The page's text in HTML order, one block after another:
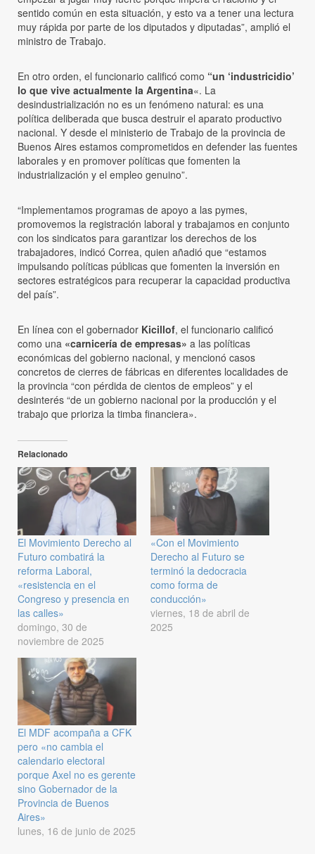
sentido común en esta situación, y esto va a tener una lectura
muy rápida por parte de los diputados y diputadas”, amplió el
ministro de Trabajo.
En otro orden, el funcionario calificó como “un ‘industricidio’
lo que vive actualmente la Argentina«. La
desindustrialización no es un fenómeno natural: es una
política deliberada que busca destruir el aparato productivo
nacional. Y desde el ministerio de Trabajo de la provincia de
Buenos Aires estamos comprometidos en defender las fuentes
laborales y en promover políticas que fomenten la
industrialización y el empleo genuino”.
“Implementamos programas de apoyo a las pymes,
promovemos la registración laboral y trabajamos en conjunto
con los sindicatos para garantizar los derechos de los
trabajadores, indicó Correa, quien añadió que “estamos
impulsando políticas públicas que fomenten la inversión en
sectores estratégicos para recuperar la capacidad productiva
del país”.
En línea con el gobernador Kicillof, el funcionario calificó
como una «carnicería de empresas» a las políticas
económicas del gobierno nacional, y mencionó casos
concretos de cierres de fábricas en diferentes localidades de
la provincia “con pérdida de cientos de empleos” y el
desinterés “de un gobierno nacional por la producción y el
trabajo que prioriza la timba financiera».
Relacionado
El Movimiento Derecho al
Futuro combatirá la
reforma Laboral,
«resistencia en el
Congreso y presencia en
las calles»
domingo, 30 de
noviembre de 2025
«Con el Movimiento
Derecho al Futuro se
terminó la dedocracia
como forma de
conducción»
viernes, 18 de abril de
2025
El MDF acompaña a CFK
pero «no cambia el
calendario electoral
porque Axel no es gerente
sino Gobernador de la
Provincia de Buenos
Aires»
lunes, 16 de junio de 2025